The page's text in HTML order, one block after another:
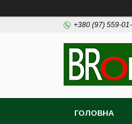
+380 (97) 559-
ГОЛОВНА